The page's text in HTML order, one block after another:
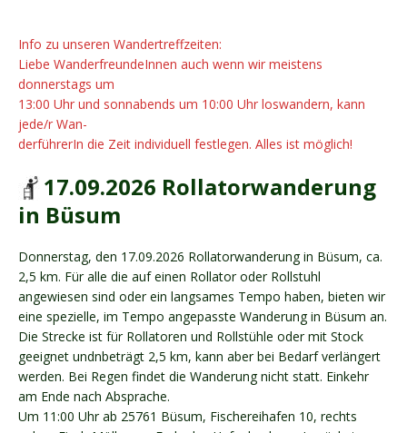
Info zu unseren Wandertreffzeiten:
Liebe WanderfreundeInnen auch wenn wir meistens
donnerstags um
13:00 Uhr und sonnabends um 10:00 Uhr loswandern, kann
jede/r Wan-
derführerIn die Zeit individuell festlegen. Alles ist möglich!
17.09.2026 Rollatorwanderung
in Büsum
Donnerstag, den 17.09.2026 Rollatorwanderung in Büsum, ca.
2,5 km. Für alle die auf einen Rollator oder Rollstuhl
angewiesen sind oder ein langsames Tempo haben, bieten wir
eine spezielle, im Tempo angepasste Wanderung in Büsum an.
Die Strecke ist für Rollatoren und Rollstühle oder mit Stock
geeignet undnbeträgt 2,5 km, kann aber bei Bedarf verlängert
werden. Bei Regen findet die Wanderung nicht statt. Einkehr
am Ende nach Absprache.
Um 11:00 Uhr ab 25761 Büsum, Fischereihafen 10, rechts